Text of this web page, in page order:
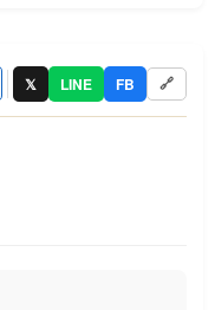
𝕏 LINE FB 🔗